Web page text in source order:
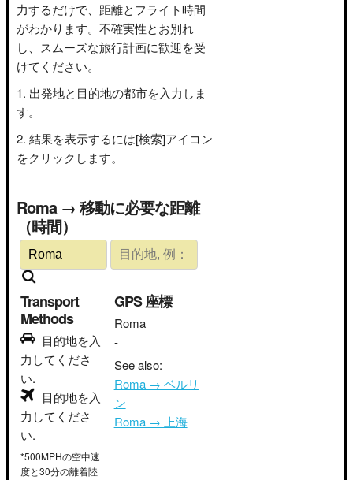
力するだけで、距離とフライト時間
がわかります。不確実性とお別れ
し、スムーズな旅行計画に歓迎を受
けてください。
出発地と目的地の都市を入力しま
す。
結果を表示するには[検索]アイコン
をクリックします。
Roma → 移動に必要な距離
（時間）
Transport
Methods
目的地を入
力してくださ
い.
目的地を入
力してくださ
い.
*500MPHの空中速
度と30分の離着陸
GPS 座標
Roma
-
See also:
Roma → ベルリ
ン
Roma → 上海